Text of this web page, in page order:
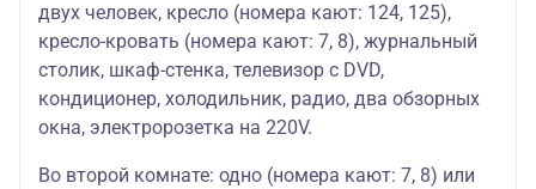
двух человек, кресло (номера кают: 124, 125),
кресло-кровать (номера кают: 7, 8), журнальный
столик, шкаф-стенка, телевизор с DVD,
кондиционер, холодильник, радио, два обзорных
окна, электророзетка на 220V.
Во второй комнате: одно (номера кают: 7, 8) или